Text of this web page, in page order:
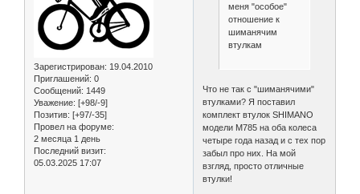
Зарегистрирован: 19.04.2010
Приглашений: 0
Сообщений: 1449
Уважение: [+98/-9]
Позитив: [+97/-35]
Провел на форуме:
2 месяца 1 день
Последний визит:
05.03.2025 17:07
меня "особое"
отношение к
шиманячим
втулкам
Что не так с "шиманячими"
втулками? Я поставил
комплект втулок SHIMANO
модели М785 на оба колеса
четыре года назад и с тех пор
забыл про них. На мой
взгляд, просто отличные
втулки!